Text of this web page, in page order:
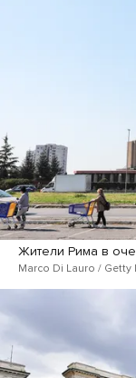
Жители Рима в
Marco Di Lauro / Getty